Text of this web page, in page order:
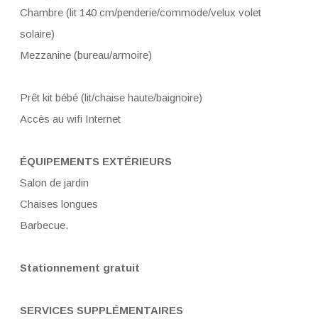
Chambre (lit 140 cm/penderie/commode/velux volet
solaire)
Mezzanine (bureau/armoire)
Prêt kit bébé (lit/chaise haute/baignoire)
Accès au wifi Internet
ÉQUIPEMENTS EXTÉRIEURS
Salon de jardin
Chaises longues
Barbecue.
Stationnement gratuit
SERVICES SUPPLÉMENTAIRES